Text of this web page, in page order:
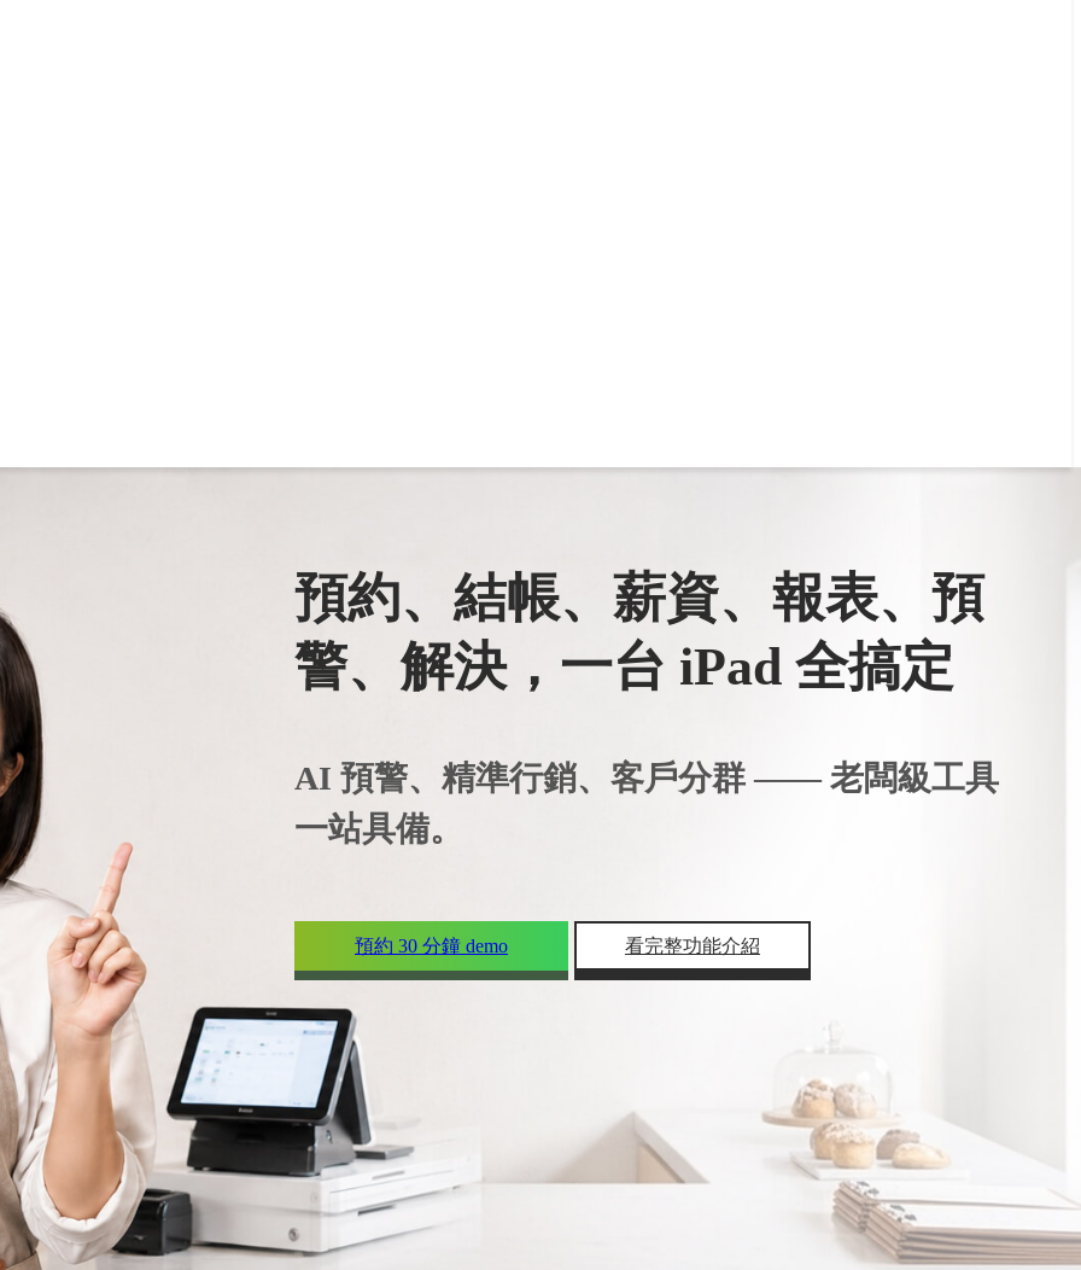
預約、結帳、薪資、報表、預
警、解決，一台 iPad 全搞定
AI 預警、精準行銷、客戶分群 —— 老闆級工具
一站具備。
預約 30 分鐘 demo 看完整功能介紹